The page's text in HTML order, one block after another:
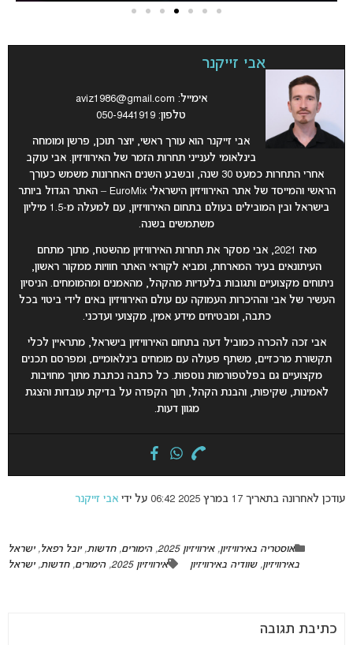
אבי זייקנר
אימייל: aviz1986@gmail.com
טלפון: 050-9441919
אבי זייקנר הוא עורך ראשי, יוצר תוכן, פרשן ומומחה
בינלאומי לענייני תחרות הזמר של האירוויזיון. אבי עוקב
אחרי התחרות כמעט 30 שנה, ובשבע השנים האחרונות משמש כעורך
הראשי והמייסד של אתר האירוויזיון הישראלי EuroMix – האתר הגדול ביותר
בישראל ובין המובילים בעולם בתחום האירוויזיון, עם למעלה מ-1.5 מיליון
משתמשים בשנה.
מאז 2021, אבי מסקר את תחרות האירוויזיון מהשטח, מתוך מתחם
העיתונאים בעיר המארחת, ומביא לקוראי האתר חוויות ממקור ראשון,
ניתוחים מקצועיים ותגובות בלעדיות מהקהל, מהאמנים ומהמומחים. הניסיון
העשיר של אבי וההיכרות העמוקה עם עולם האירוויזיון באים לידי ביטוי בכל
כתבה, ומבטיחים מידע אמין, מקצועי ועדכני.
אבי זכה להכרה כמוביל דעה בתחום האירוויזיון בישראל, מתראיין לכלי
תקשורת מרכזיים, משתף פעולה עם מומחים בינלאומיים, ומפרסם תכנים
מקצועיים גם בפלטפורמות נוספות. כל כתבה נכתבת מתוך מחויבות
לאמינות, שקיפות, והבנת הקהל, תוך הקפדה על בדיקת עובדות והצגת
מגוון דעות.
עודכן לאחרונה בתאריך 17 במרץ 2025 06:42 על ידי אבי זייקנר
אוסטריה באירוויזיון,אירוויזיון 2025 ,הימורים,חדשות,יובל רפאל,ישראל
באירוויזיון,שוודיה באירוויזיון אירוויזיון 2025 ,הימורים,חדשות,ישראל
כתיבת תגובה